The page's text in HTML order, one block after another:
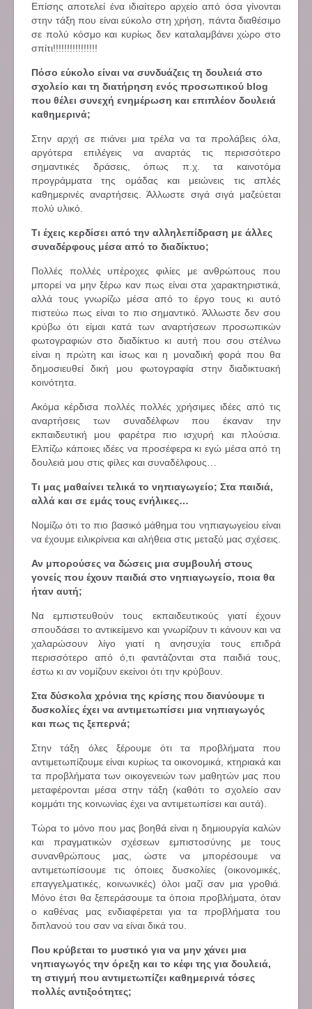
Επίσης αποτελεί ένα ιδιαίτερο αρχείο από όσα γίνονται
στην τάξη που είναι εύκολο στη χρήση, πάντα διαθέσιμο
σε πολύ κόσμο και κυρίως δεν καταλαμβάνει χώρο στο
σπίτι!!!!!!!!!!!!!!!!
Πόσο εύκολο είναι να συνδυάζεις τη δουλειά στο
σχολείο και τη διατήρηση ενός προσωπικού blog
που θέλει συνεχή ενημέρωση και επιπλέον δουλειά
καθημερινά;
Στην αρχή σε πιάνει μια τρέλα να τα προλάβεις όλα,
αργότερα επιλέγεις να αναρτάς τις περισσότερο
σημαντικές δράσεις, όπως π.χ. τα καινοτόμα
προγράμματα της ομάδας και μειώνεις τις απλές
καθημερινές αναρτήσεις. Άλλωστε σιγά σιγά μαζεύεται
πολύ υλικό.
Τι έχεις κερδίσει από την αλληλεπίδραση με άλλες
συναδέρφους μέσα από το διαδίκτυο;
Πολλές πολλές υπέροχες φιλίες με ανθρώπους που
μπορεί να μην ξέρω καν πως είναι στα χαρακτηριστικά,
αλλά τους γνωρίζω μέσα από το έργο τους κι αυτό
πιστεύω πως είναι το πιο σημαντικό. Άλλωστε δεν σου
κρύβω ότι είμαι κατά των αναρτήσεων προσωπικών
φωτογραφιών στο διαδίκτυο κι αυτή που σου στέλνω
είναι η πρώτη και ίσως και η μοναδική φορά που θα
δημοσιευθεί δική μου φωτογραφία στην διαδικτυακή
κοινότητα.
Ακόμα κέρδισα πολλές πολλές χρήσιμες ιδέες από τις
αναρτήσεις των συναδέλφων που έκαναν την
εκπαιδευτική μου φαρέτρα πιο ισχυρή και πλούσια.
Ελπίζω κάποιες ιδέες να προσέφερα κι εγώ μέσα από τη
δουλειά μου στις φίλες και συναδέλφους…
Τι μας μαθαίνει τελικά το νηπιαγωγείο; Στα παιδιά,
αλλά και σε εμάς τους ενήλικες…
Νομίζω ότι το πιο βασικό μάθημα του νηπιαγωγείου είναι
να έχουμε ειλικρίνεια και αλήθεια στις μεταξύ μας σχέσεις.
Αν μπορούσες να δώσεις μια συμβουλή στους
γονείς που έχουν παιδιά στο νηπιαγωγείο, ποια θα
ήταν αυτή;
Να εμπιστευθούν τους εκπαιδευτικούς γιατί έχουν
σπουδάσει το αντικείμενο και γνωρίζουν τι κάνουν και να
χαλαρώσουν λίγο γιατί η ανησυχία τους επιδρά
περισσότερο από ό,τι φαντάζονται στα παιδιά τους,
έστω κι αν νομίζουν εκείνοι ότι την κρύβουν.
Στα δύσκολα χρόνια της κρίσης που διανύουμε τι
δυσκολίες έχει να αντιμετωπίσει μια νηπιαγωγός
και πως τις ξεπερνά;
Στην τάξη όλες ξέρουμε ότι τα προβλήματα που
αντιμετωπίζουμε είναι κυρίως τα οικονομικά, κτηριακά και
τα προβλήματα των οικογενειών των μαθητών μας που
μεταφέρονται μέσα στην τάξη (καθότι το σχολείο σαν
κομμάτι της κοινωνίας έχει να αντιμετωπίσει και αυτά).
Τώρα το μόνο που μας βοηθά είναι η δημιουργία καλών
και πραγματικών σχέσεων εμπιστοσύνης με τους
συνανθρώπους μας, ώστε να μπορέσουμε να
αντιμετωπίσουμε τις όποιες δυσκολίες (οικονομικές,
επαγγελματικές, κοινωνικές) όλοι μαζί σαν μια γροθιά.
Μόνο έτσι θα ξεπεράσουμε τα όποια προβλήματα, όταν
ο καθένας μας ενδιαφέρεται για τα προβλήματα του
διπλανού του σαν να είναι δικά του.
Που κρύβεται το μυστικό για να μην χάνει μια
νηπιαγωγός την όρεξη και το κέφι της για δουλειά,
τη στιγμή που αντιμετωπίζει καθημερινά τόσες
πολλές αντιξοότητες;